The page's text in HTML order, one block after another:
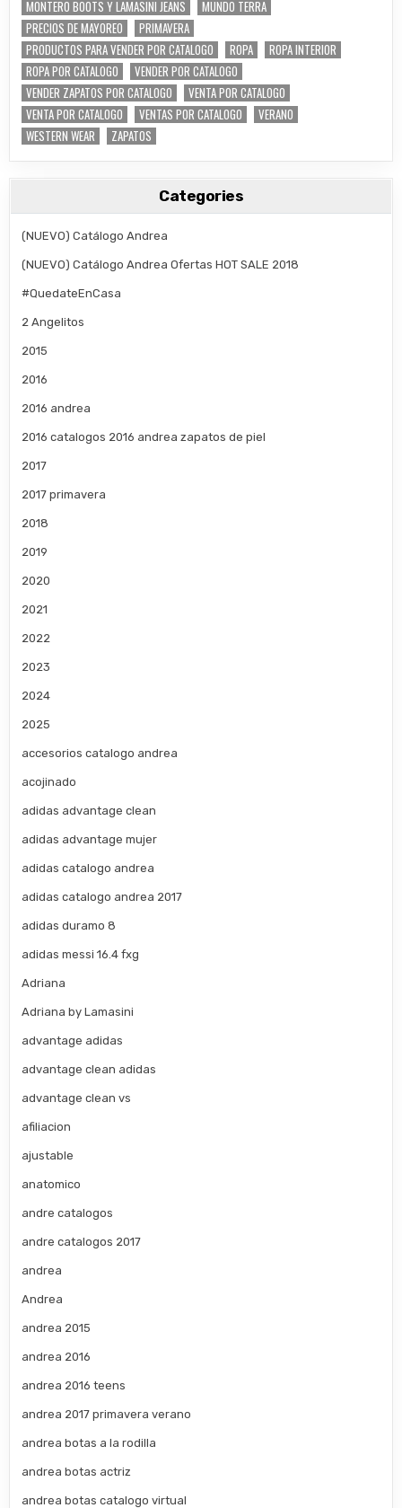
MONTERO BOOTS Y LAMASINI JEANS
MUNDO TERRA
PRECIOS DE MAYOREO
PRIMAVERA
PRODUCTOS PARA VENDER POR CATALOGO
ROPA
ROPA INTERIOR
ROPA POR CATALOGO
VENDER POR CATALOGO
VENDER ZAPATOS POR CATALOGO
VENTA POR CATALOGO
VENTA POR CATALOGO
VENTAS POR CATALOGO
VERANO
WESTERN WEAR
ZAPATOS
Categories
(NUEVO) Catálogo Andrea
(NUEVO) Catálogo Andrea Ofertas HOT SALE 2018
#QuedateEnCasa
2 Angelitos
2015
2016
2016 andrea
2016 catalogos 2016 andrea zapatos de piel
2017
2017 primavera
2018
2019
2020
2021
2022
2023
2024
2025
accesorios catalogo andrea
acojinado
adidas advantage clean
adidas advantage mujer
adidas catalogo andrea
adidas catalogo andrea 2017
adidas duramo 8
adidas messi 16.4 fxg
Adriana
Adriana by Lamasini
advantage adidas
advantage clean adidas
advantage clean vs
afiliacion
ajustable
anatomico
andre catalogos
andre catalogos 2017
andrea
Andrea
andrea 2015
andrea 2016
andrea 2016 teens
andrea 2017 primavera verano
andrea botas a la rodilla
andrea botas actriz
andrea botas catalogo virtual